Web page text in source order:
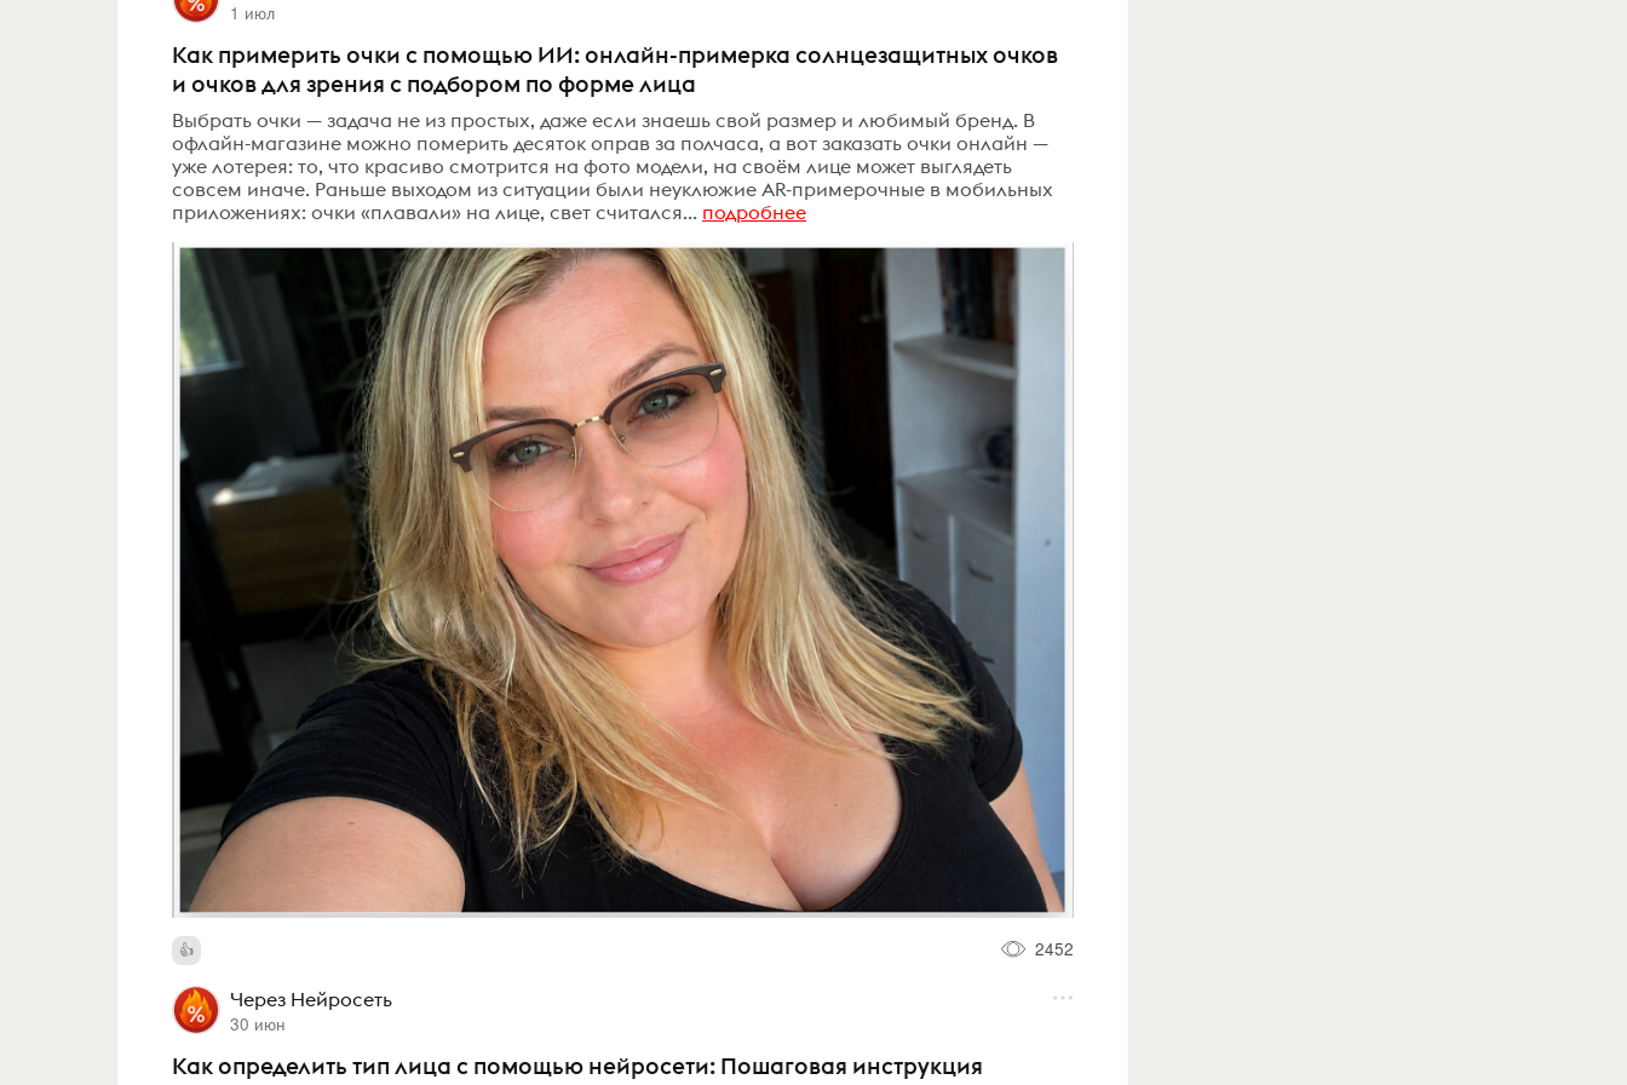
1 июл
Как примерить очки с помощью ИИ: онлайн-примерка солнцезащитных очков
и очков для зрения с подбором по форме лица
Выбрать очки — задача не из простых, даже если знаешь свой размер и любимый бренд. В
офлайн-магазине можно померить десяток оправ за полчаса, а вот заказать очки онлайн —
уже лотерея: то, что красиво смотрится на фото модели, на своём лице может выглядеть
совсем иначе. Раньше выходом из ситуации были неуклюжие AR-примерочные в мобильных
приложениях: очки «плавали» на лице, свет считался... подробнее
2452
Через Нейросеть
30 июн
Как определить тип лица с помощью нейросети: Пошаговая инструкция